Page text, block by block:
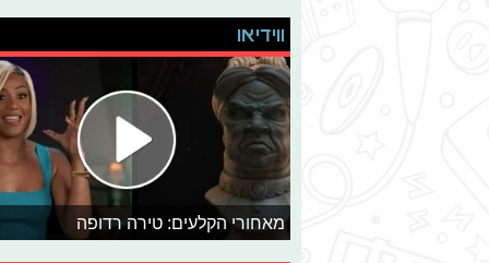
ווידיאו
מאחורי הקלעים: טירה רדופה